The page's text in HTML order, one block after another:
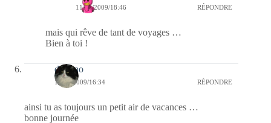
11/11/2009/18:46 RÉPONDRE
mais qui rêve de tant de voyages …
Bien à toi !
domino
11/11/2009/16:34 RÉPONDRE
ainsi tu as toujours un petit air de vacances …
bonne journée